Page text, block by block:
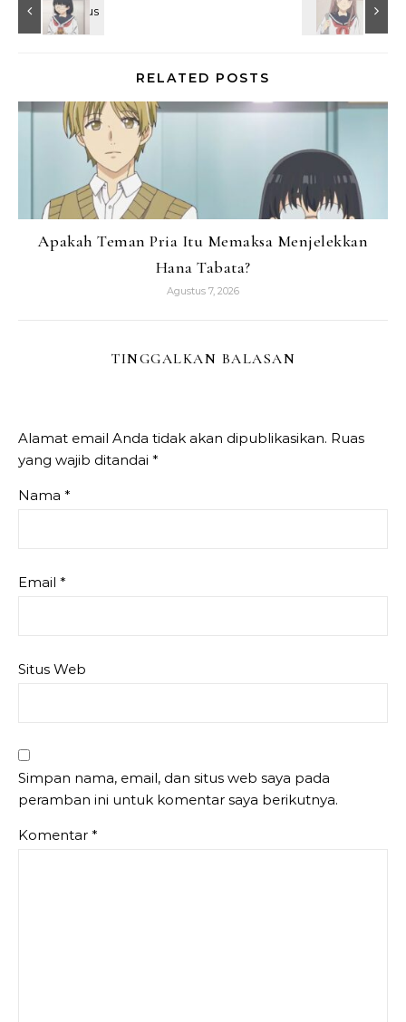
RELATED POSTS
Apakah Teman Pria Itu Memaksa Menjelekkan
Hana Tabata?
Agustus 7, 2026
TINGGALKAN BALASAN
Alamat email Anda tidak akan dipublikasikan. Ruas
yang wajib ditandai *
Nama *
Email *
Situs Web
Simpan nama, email, dan situs web saya pada
peramban ini untuk komentar saya berikutnya.
Komentar *